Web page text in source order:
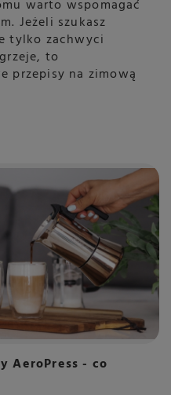
warto wspomagać
Jeżeli szukasz
tylko zachwyci
to
przepisy na zimową
AeroPress - co